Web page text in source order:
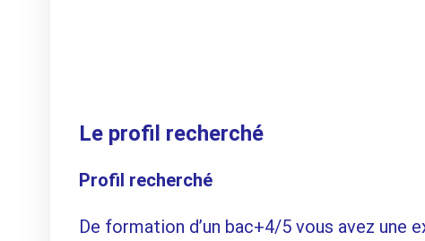
Le profil recherché
Profil recherché
De formation d’un bac+4/5 vous avez une